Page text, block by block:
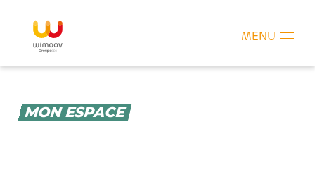
MENU
MON ESPACE